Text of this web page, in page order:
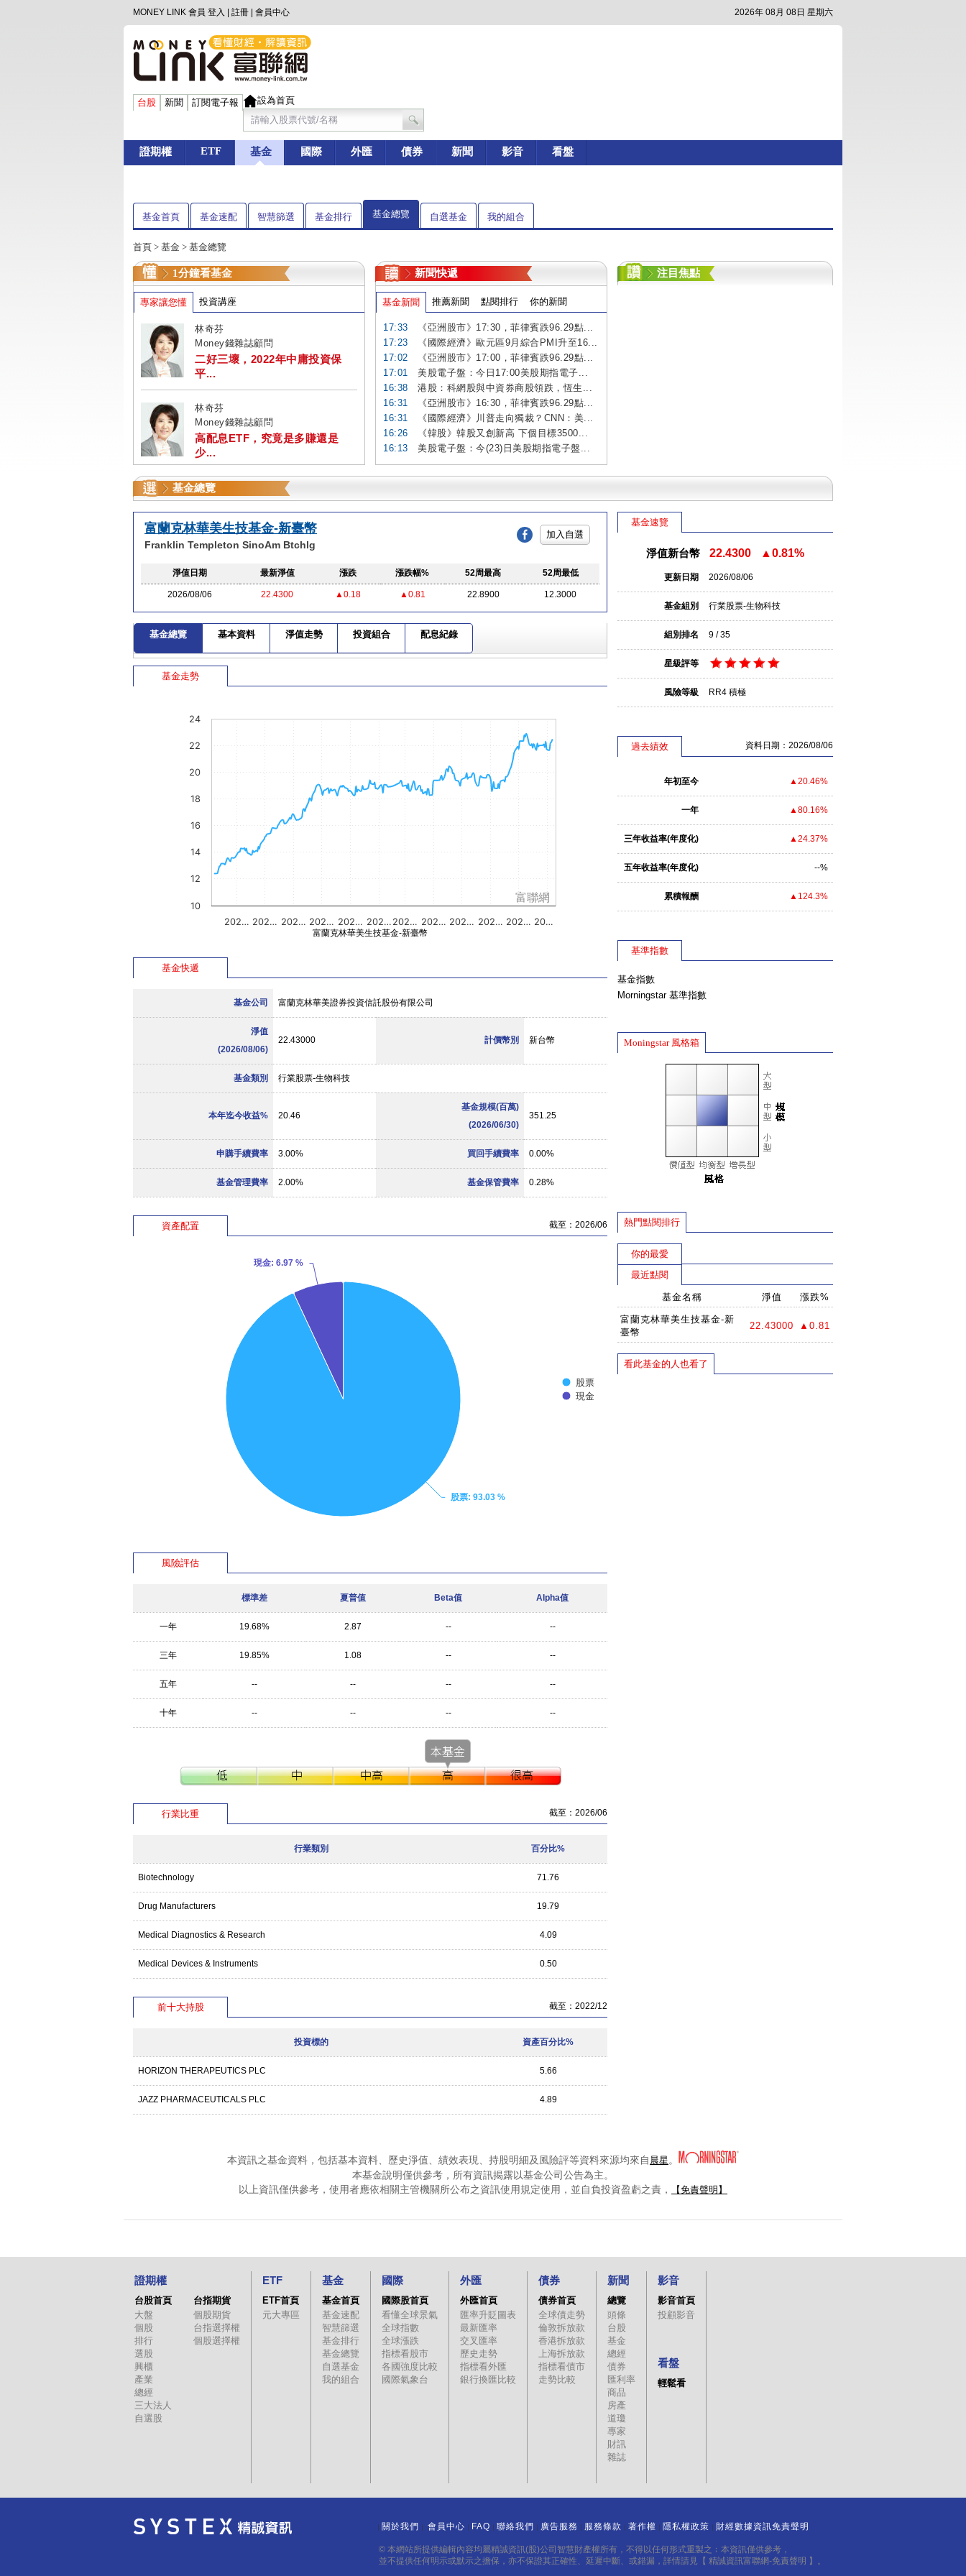
MONEY LINK 會員 登入 註冊 會員中心 2026年 08月 08日 星期六
台股 新聞 訂閱電子報 設為首頁
證期權 ETF 基金 國際 外匯 債券 新聞 影音 看盤
基金首頁 基金速配 智慧篩選 基金排行 基金總覽 自選基金 我的組合
首頁 > 基金 > 基金總覽
1分鐘看基金
專家讓您懂 投資講座
林奇芬
Money錢雜誌顧問
二好三壞，2022年中庸投資保
平...
林奇芬
Money錢雜誌顧問
高配息ETF，究竟是多賺還是
少...
新聞快遞
基金新聞 推薦新聞 點閱排行 你的新聞
17:33
《亞洲股市》17:30，菲律賓跌96.29點...
17:23
《國際經濟》歐元區9月綜合PMI升至16...
17:02
《亞洲股市》17:00，菲律賓跌96.29點...
17:01
美股電子盤：今日17:00美股期指電子...
16:38
港股：科網股與中資券商股領跌，恆生...
16:31
《亞洲股市》16:30，菲律賓跌96.29點...
16:31
《國際經濟》川普走向獨裁？CNN：美...
16:26
《韓股》韓股又創新高 下個目標3500...
16:13
美股電子盤：今(23)日美股期指電子盤...
注目焦點
基金總覽
富蘭克林華美生技基金-新臺幣
Franklin Templeton SinoAm Btchlg
加入自選
淨值日期 最新淨值 漲跌 漲跌幅% 52周最高 52周最低
2026/08/06 22.4300 ▲0.18 ▲0.81 22.8900 12.3000
基金總覽 基本資料 淨值走勢 投資組合 配息紀錄
基金走勢
202… 202… 202… 202… 202… 202… 202… 202… 202… 202… 202… 20…
10
12
14
16
18
20
22
24
富聯網
富蘭克林華美生技基金-新臺幣
基金快遞
基金公司 富蘭克林華美證券投資信託股份有限公司
淨值
(2026/08/06)
22.43000 計價幣別 新台幣
基金類別 行業股票-生物科技
本年迄今收益% 20.46
基金規模(百萬)
(2026/06/30)
351.25
申購手續費率 3.00% 買回手續費率 0.00%
基金管理費率 2.00% 基金保管費率 0.28%
資產配置 截至：2026/06
股票: 93.03 %
現金: 6.97 %
股票
現金
風險評估
標準差 夏普值 Beta值 Alpha值
一年 19.68% 2.87 -- --
三年 19.85% 1.08 -- --
五年 -- -- -- --
十年 -- -- -- --
行業比重 截至：2026/06
行業類別 百分比%
Biotechnology 71.76
Drug Manufacturers 19.79
Medical Diagnostics & Research 4.09
Medical Devices & Instruments 0.50
前十大持股 截至：2022/12
投資標的 資產百分比%
HORIZON THERAPEUTICS PLC 5.66
JAZZ PHARMACEUTICALS PLC 4.89
基金速覽
淨值新台幣 22.4300 ▲0.81%
更新日期 2026/08/06
基金組別 行業股票-生物科技
組別排名 9 / 35
星級評等
風險等級 RR4 積極
過去績效 資料日期：2026/08/06
年初至今 ▲20.46%
一年 ▲80.16%
三年收益率(年度化) ▲24.37%
五年收益率(年度化) --%
累積報酬 ▲124.3%
基準指數
基金指數
Morningstar 基準指數
Moningstar 風格箱
熱門點閱排行
你的最愛
最近點閱
基金名稱 淨值 漲跌%
富蘭克林華美生技基金-新
臺幣
22.43000 ▲0.81
看此基金的人也看了
本資訊之基金資料，包括基本資料、歷史淨值、績效表現、持股明細及風險評等資料來源均來自 晨星 。
本基金說明僅供參考，所有資訊揭露以基金公司公告為主。
以上資訊僅供參考，使用者應依相關主管機關所公布之資訊使用規定使用，並自負投資盈虧之責，
【免責聲明】
證期權
台股首頁
大盤
個股
排行
選股
興櫃
產業
總經
三大法人
自選股
台指期貨
個股期貨
台指選擇權
個股選擇權
ETF
ETF首頁
元大專區
基金
基金首頁
基金速配
智慧篩選
基金排行
基金總覽
自選基金
我的組合
國際
國際股首頁
看懂全球景氣
全球指數
全球漲跌
指標看股市
各國強度比較
國際氣象台
外匯
外匯首頁
匯率升貶圖表
最新匯率
交叉匯率
歷史走勢
指標看外匯
銀行換匯比較
債券
債券首頁
全球債走勢
倫敦拆放款
香港拆放款
上海拆放款
指標看債市
走勢比較
新聞
總覽
頭條
台股
基金
總經
債券
匯利率
商品
房產
道瓊
專家
財訊
雜誌
影音
影音首頁
投顧影音
看盤
輕鬆看
關於我們 會員中心 FAQ 聯絡我們 廣告服務 服務條款 著作權 隱私權政策 財經數據資訊免責聲明
© 本網站所提供編輯內容均屬精誠資訊(股)公司智慧財產權所有，不得以任何形式重製之﹔本資訊僅供參考，
並不提供任何明示或默示之擔保，亦不保證其正確性、延遲中斷、或錯漏，詳情請見 【 精誠資訊富聯網-免責聲明 】 。